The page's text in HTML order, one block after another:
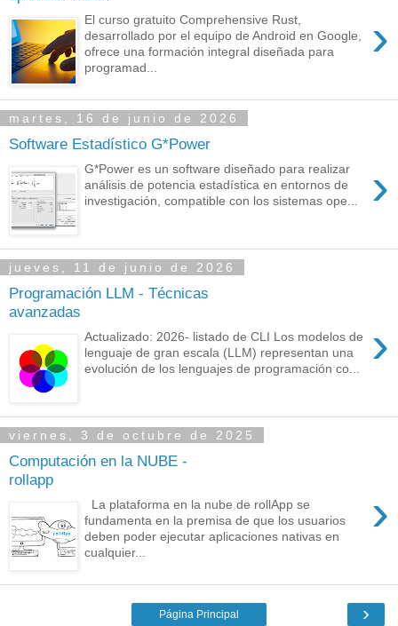
›
El curso gratuito Comprehensive Rust,
desarrollado por el equipo de Android en Google,
ofrece una formación integral diseñada para
programad...
martes, 16 de junio de 2026
Software Estadístico G*Power
›
G*Power es un software diseñado para realizar
análisis de potencia estadística en entornos de
investigación, compatible con los sistemas ope...
jueves, 11 de junio de 2026
Programación LLM - Técnicas
avanzadas
›
Actualizado: 2026- listado de CLI Los modelos de
lenguaje de gran escala (LLM) representan una
evolución de los lenguajes de programación co...
viernes, 3 de octubre de 2025
Computación en la NUBE -
rollapp
›
La plataforma en la nube de rollApp se
fundamenta en la premisa de que los usuarios
deben poder ejecutar aplicaciones nativas en
cualquier...
›
Página Principal